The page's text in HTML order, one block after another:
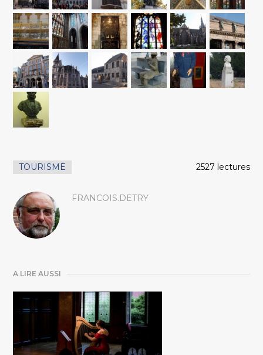
TOURISME 2527 lectures
FRANCOIS.DETRY
A LIRE AUSSI